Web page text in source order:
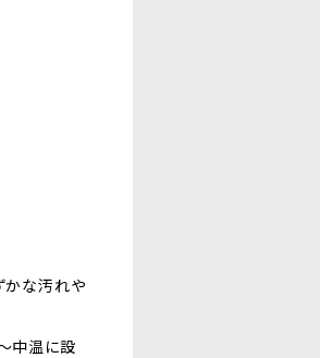
かな汚れや
中温に設